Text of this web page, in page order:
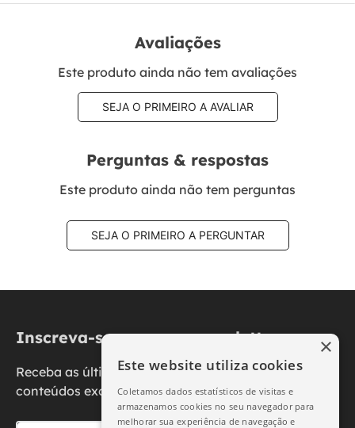
Avaliações
Este produto ainda não tem avaliações
SEJA O PRIMEIRO A AVALIAR
Perguntas & respostas
Este produto ainda não tem perguntas
SEJA O PRIMEIRO A PERGUNTAR
Inscreva-se na nossa newsletter
Receba as últimas novidades, promoções e
conteúdos exclusivos diretamente no seu e-mail.
Este website utiliza cookies
Coletamos dados estatísticos de visitas e
armazenamos cookies no seu navegador para
melhorar sua experiência de navegação e
×